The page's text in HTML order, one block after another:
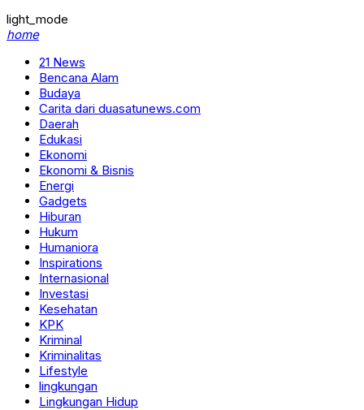
light_mode
home
21 News
Bencana Alam
Budaya
Carita dari duasatunews.com
Daerah
Edukasi
Ekonomi
Ekonomi & Bisnis
Energi
Gadgets
Hiburan
Hukum
Humaniora
Inspirations
Internasional
Investasi
Kesehatan
KPK
Kriminal
Kriminalitas
Lifestyle
lingkungan
Lingkungan Hidup